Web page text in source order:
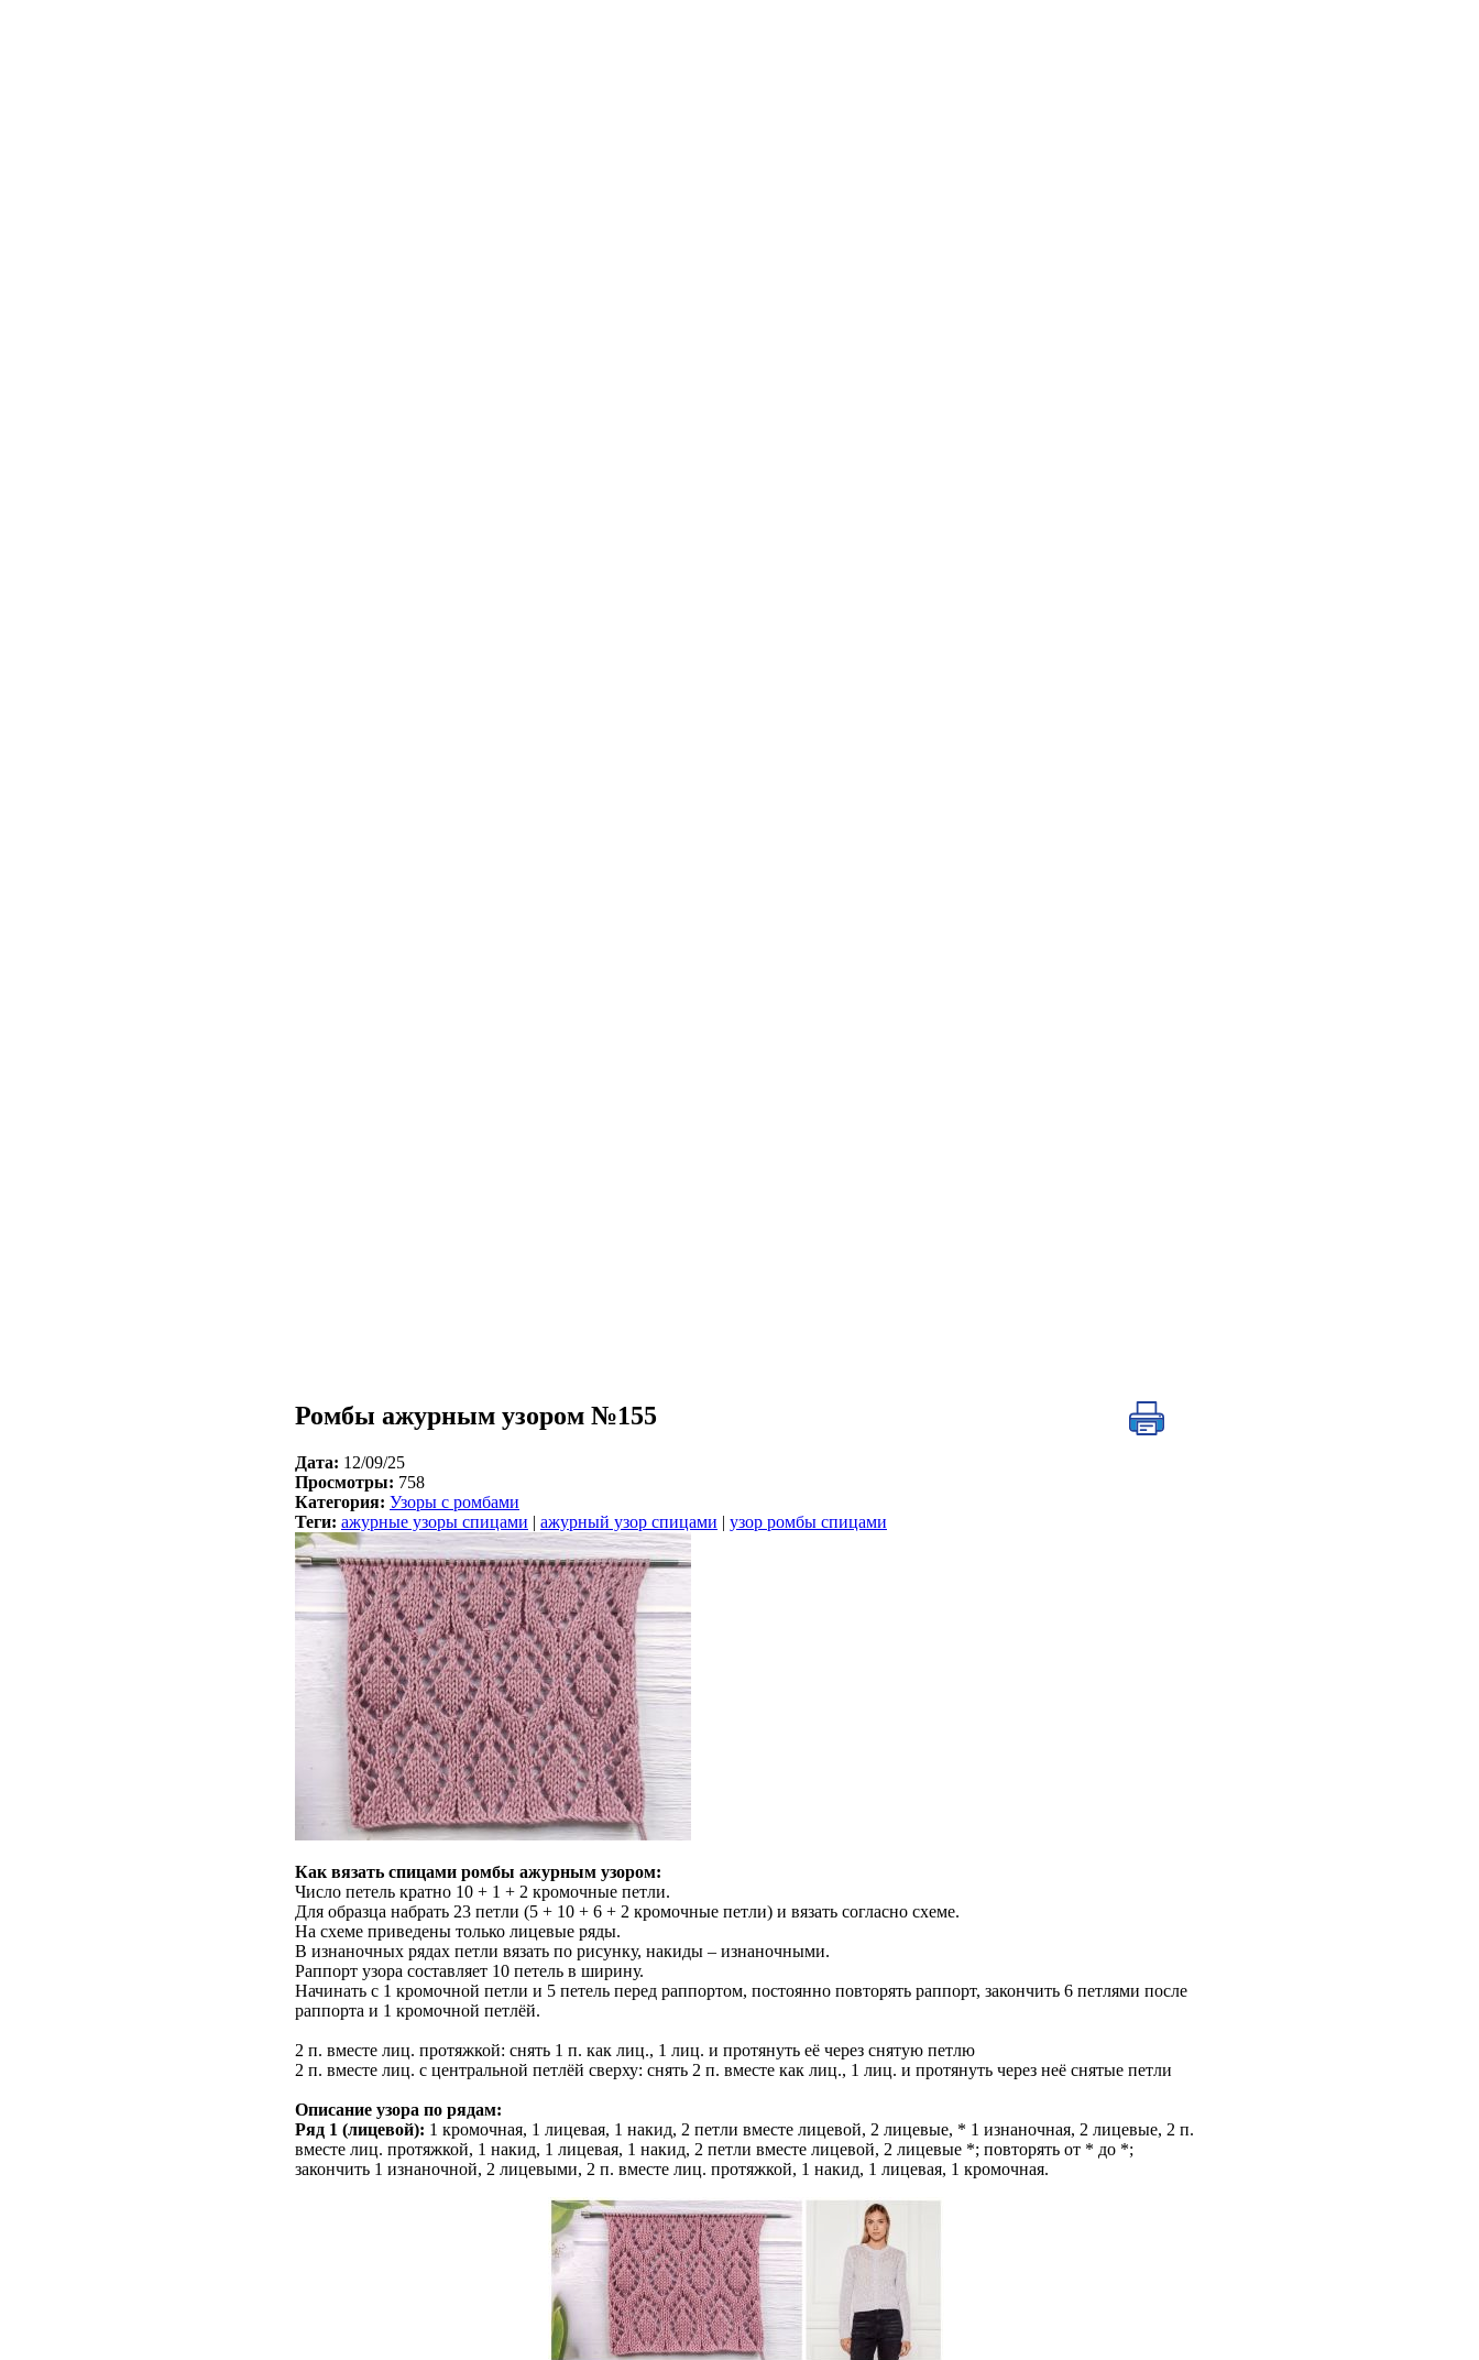
Ромбы ажурным узором №155
Дата: 12/09/25
Просмотры: 758
Категория: Узоры с ромбами
Теги: ажурные узоры спицами | ажурный узор спицами | узор ромбы спицами
Как вязать спицами ромбы ажурным узором:
Число петель кратно 10 + 1 + 2 кромочные петли.
Для образца набрать 23 петли (5 + 10 + 6 + 2 кромочные петли) и вязать согласно схеме.
На схеме приведены только лицевые ряды.
В изнаночных рядах петли вязать по рисунку, накиды – изнаночными.
Раппорт узора составляет 10 петель в ширину.
Начинать с 1 кромочной петли и 5 петель перед раппортом, постоянно повторять раппорт, закончить 6 петлями после
раппорта и 1 кромочной петлёй.
2 п. вместе лиц. протяжкой: снять 1 п. как лиц., 1 лиц. и протянуть её через снятую петлю
2 п. вместе лиц. с центральной петлёй сверху: снять 2 п. вместе как лиц., 1 лиц. и протянуть через неё снятые петли
Описание узора по рядам:
Ряд 1 (лицевой): 1 кромочная, 1 лицевая, 1 накид, 2 петли вместе лицевой, 2 лицевые, * 1 изнаночная, 2 лицевые, 2 п.
вместе лиц. протяжкой, 1 накид, 1 лицевая, 1 накид, 2 петли вместе лицевой, 2 лицевые *; повторять от * до *;
закончить 1 изнаночной, 2 лицевыми, 2 п. вместе лиц. протяжкой, 1 накид, 1 лицевая, 1 кромочная.